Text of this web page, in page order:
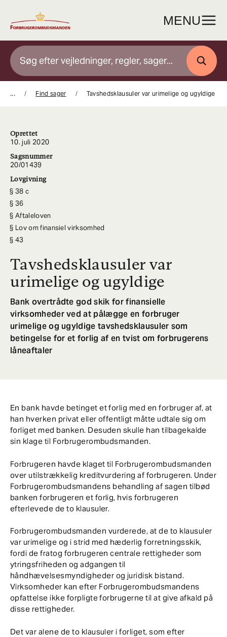
indhold
MENU
SØG
... Find sager Tavshedsklausuler var urimelige og ugyldige
Oprettet
10. juli 2020
Sagsnummer
20/01439
Lovgivning
38 c
36
Aftaleloven
Lov om finansiel virksomhed
43
Tavshedsklausuler var
urimelige og ugyldige
Bank overtrådte god skik for finansielle
virksomheder ved at pålægge en forbruger
urimelige og ugyldige tavshedsklausuler som
betingelse for et forlig af en tvist om forbrugerens
låneaftaler
En bank havde betinget et forlig med en forbruger af, at
han hverken privat eller offentligt måtte udtale sig om
forliget med banken. Desuden skulle han tilbagekalde
sin klage til Forbrugerombudsmanden.
Forbrugeren havde klaget til Forbrugerombudsmanden
over utilstrækkelig kreditvurdering af forbrugeren. Under
Forbrugerombudsmandens behandling af sagen tilbød
banken forbrugeren et forlig, hvis forbrugeren
efterlevede de to klausuler.
Forbrugerombudsmanden vurderede, at de to klausuler
var urimelige og i strid med hæderlig forretningsskik,
fordi de fratog forbrugeren centrale rettigheder som
ytringsfriheden og adgangen til
håndhævelsesmyndigheder og juridisk bistand.
Virksomheder kan efter Forbrugerombudsmandens
opfattelse ikke forpligte forbrugerne til at give afkald på
disse rettigheder.
Det var alene de to klausuler i forliget, som efter